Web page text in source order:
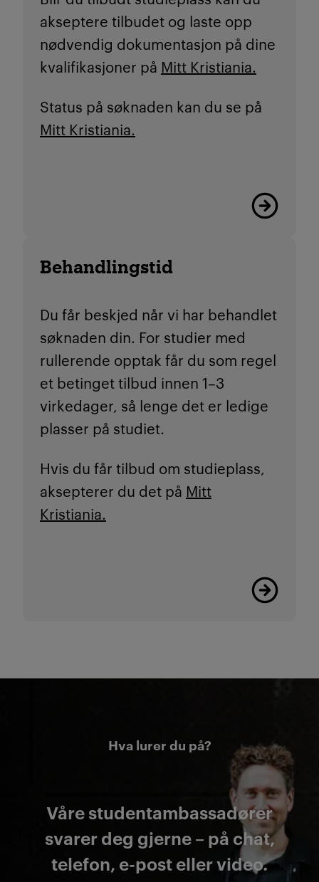
akseptere tilbudet og laste opp
nødvendig dokumentasjon på dine
kvalifikasjoner på Mitt Kristiania.
Status på søknaden kan du se på
Mitt Kristiania.
Les mer
Behandlingstid
Du får beskjed når vi har behandlet
søknaden din. For studier med
rullerende opptak får du som regel
et betinget tilbud innen 1–3
virkedager, så lenge det er ledige
plasser på studiet.
Hvis du får tilbud om studieplass,
aksepterer du det på Mitt
Kristiania.
Les mer
Hva lurer du på?
Våre studentambassadører
svarer deg gjerne – på chat,
telefon, e-post eller video.